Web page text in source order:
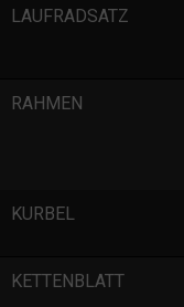
LAUFRADSATZ
RAHMEN
KURBEL
KETTENBLATT